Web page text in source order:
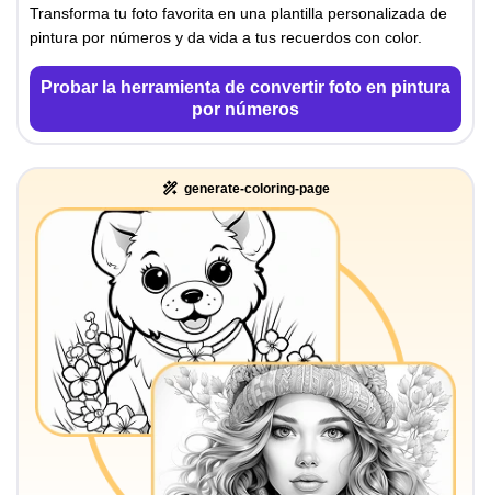
Transforma tu foto favorita en una plantilla personalizada de
pintura por números y da vida a tus recuerdos con color.
Probar la herramienta de convertir foto en pintura
por números
generate-coloring-page